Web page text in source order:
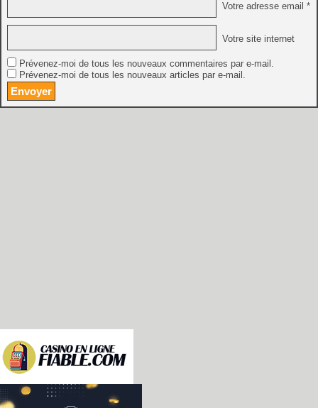
Votre adresse email *
Votre site internet
Prévenez-moi de tous les nouveaux commentaires par e-mail.
Prévenez-moi de tous les nouveaux articles par e-mail.